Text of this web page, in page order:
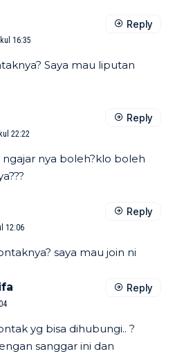
16:35
Saya mau liputan
Reply
22:22
nya boleh?klo boleh
Reply
12:06
saya mau join ni
Reply
yg bisa dihubungi.. ?
sanggar ini dan
Reply